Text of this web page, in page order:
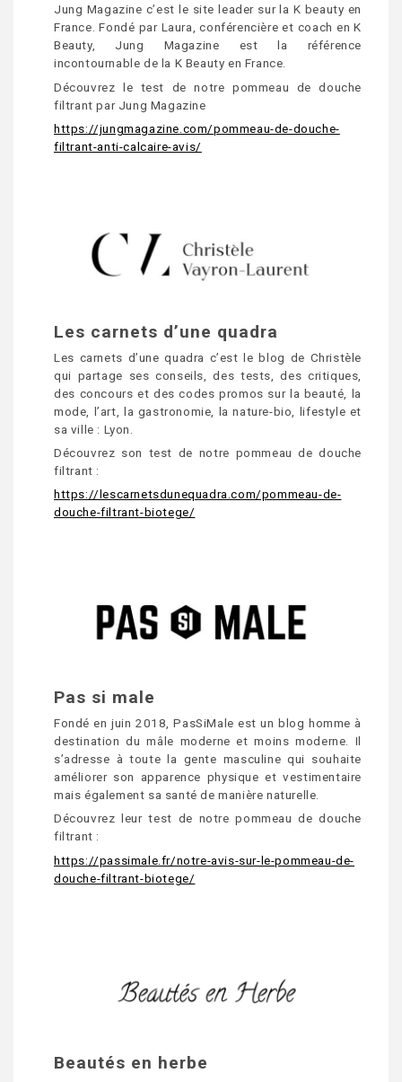
Jung Magazine c’est le site leader sur la K beauty en
France. Fondé par Laura, conférencière et coach en K
Beauty, Jung Magazine est la référence
incontournable de la K Beauty en France.
Découvrez le test de notre pommeau de douche
filtrant par Jung Magazine
https://jungmagazine.com/pommeau-de-douche-
filtrant-anti-calcaire-avis/
Les carnets d’une quadra
Les carnets d’une quadra c’est le blog de Christèle
qui partage ses conseils, des tests, des critiques,
des concours et des codes promos sur la beauté, la
mode, l’art, la gastronomie, la nature-bio, lifestyle et
sa ville : Lyon.
Découvrez son test de notre pommeau de douche
filtrant :
https://lescarnetsdunequadra.com/pommeau-de-
douche-filtrant-biotege/
Pas si male
Fondé en juin 2018, PasSiMale est un blog homme à
destination du mâle moderne et moins moderne. Il
s’adresse à toute la gente masculine qui souhaite
améliorer son apparence physique et vestimentaire
mais également sa santé de manière naturelle.
Découvrez leur test de notre pommeau de douche
filtrant :
https://passimale.fr/notre-avis-sur-le-pommeau-de-
douche-filtrant-biotege/
Beautés en herbe